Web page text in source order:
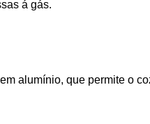
á gás.
alumínio, que permite o